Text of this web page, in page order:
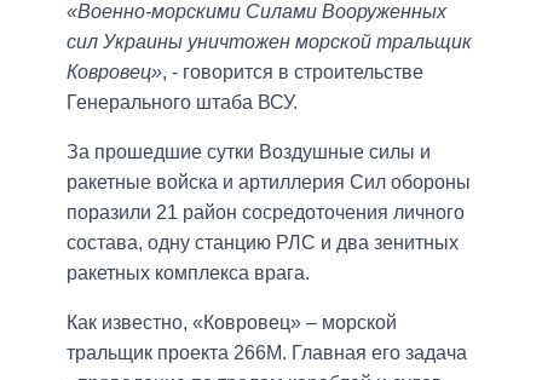
«Военно-морскими Силами Вооруженных
сил Украины уничтожен морской тральщик
Ковровец», - говорится в строительстве
Генерального штаба ВСУ.
За прошедшие сутки Воздушные силы и
ракетные войска и артиллерия Сил обороны
поразили 21 район сосредоточения личного
состава, одну станцию ​​РЛС и два зенитных
ракетных комплекса врага.
Как известно, «Ковровец» – морской
тральщик проекта 266М. Главная его задача